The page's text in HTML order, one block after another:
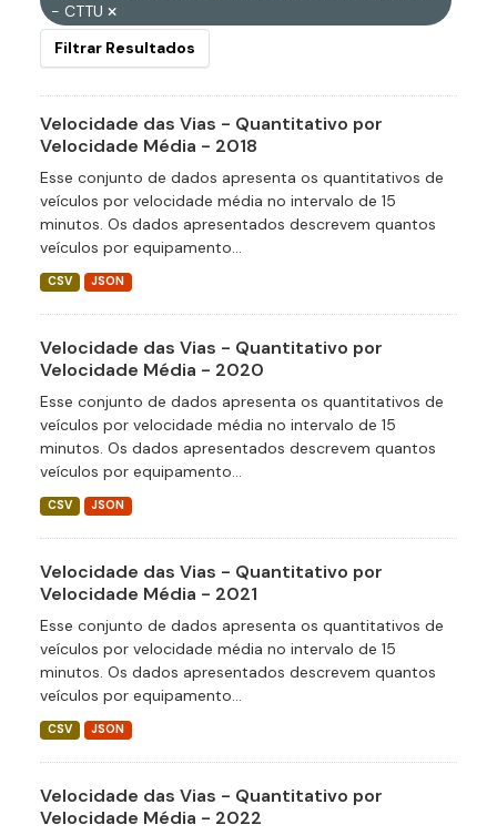
- CTTU
Filtrar Resultados
Velocidade das Vias - Quantitativo por
Velocidade Média - 2018
Esse conjunto de dados apresenta os quantitativos de
veículos por velocidade média no intervalo de 15
minutos. Os dados apresentados descrevem quantos
veículos por equipamento...
CSV JSON
Velocidade das Vias - Quantitativo por
Velocidade Média - 2020
Esse conjunto de dados apresenta os quantitativos de
veículos por velocidade média no intervalo de 15
minutos. Os dados apresentados descrevem quantos
veículos por equipamento...
CSV JSON
Velocidade das Vias - Quantitativo por
Velocidade Média - 2021
Esse conjunto de dados apresenta os quantitativos de
veículos por velocidade média no intervalo de 15
minutos. Os dados apresentados descrevem quantos
veículos por equipamento...
CSV JSON
Velocidade das Vias - Quantitativo por
Velocidade Média - 2022